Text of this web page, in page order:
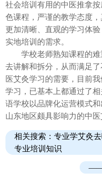
社会培训有用的中医推拿
色课程，严谨的教学态度
更加清晰、直观的学习体
实地培训的需求。
学校老师熟知课程的难
去讲解和拆分，从而满足
医艾灸学习的需要，目前
学习，已基本上都通过了
语学校以品牌化运营模式
山东地区颇具影响力的中医
相关搜索：专业学艾灸
专业培训知识
——